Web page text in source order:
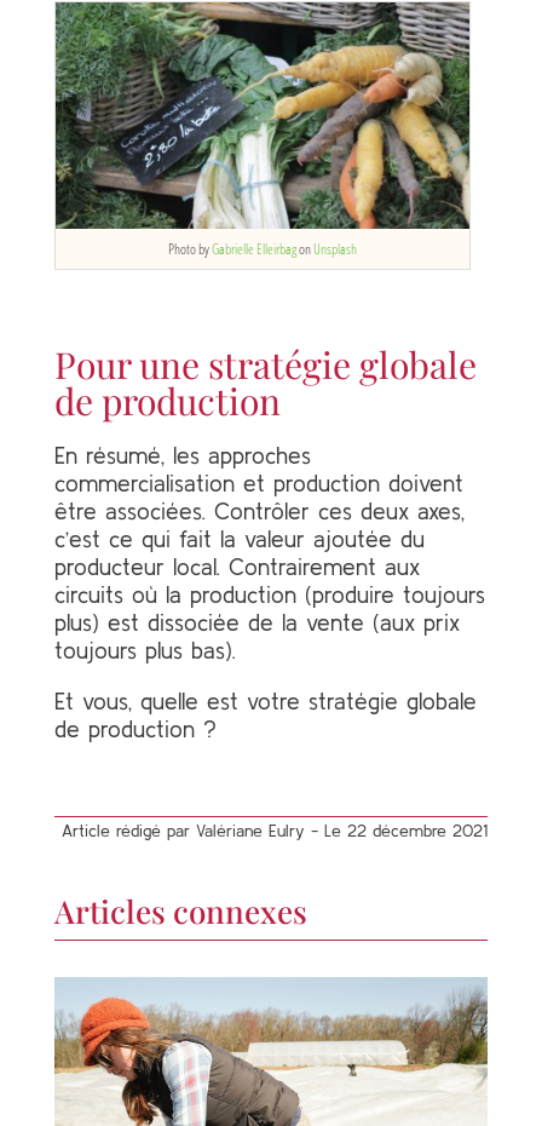
Photo byGabrielle ElleirbagonUnsplash
Pour une stratégie globale
de production
En résumé, les approches
commercialisation et production doivent
être associées. Contrôler ces deux axes,
c’est ce qui fait la valeur ajoutée du
producteur local. Contrairement aux
circuits où la production (produire toujours
plus) est dissociée de la vente (aux prix
toujours plus bas).
Et vous, quelle est votre stratégie globale
de production ?
Article rédigé par Valériane Eulry - Le 22 décembre 2021
Articles connexes